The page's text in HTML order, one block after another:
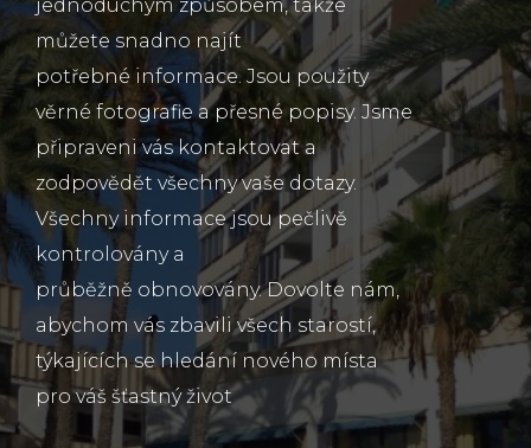
jednoduchým způsobem, takže
můžete snadno najít
potřebné informace. Jsou použity
věrné fotografie a přesné popisy. Jsme
připraveni vás kontaktovat a
zodpovědět všechny vaše dotazy.
Všechny informace jsou pečlivě
kontrolovány a
průběžně obnovovány. Dovolte nám,
abychom vás zbavili všech starostí,
týkajících se hledání nového místa
pro váš šťastný život